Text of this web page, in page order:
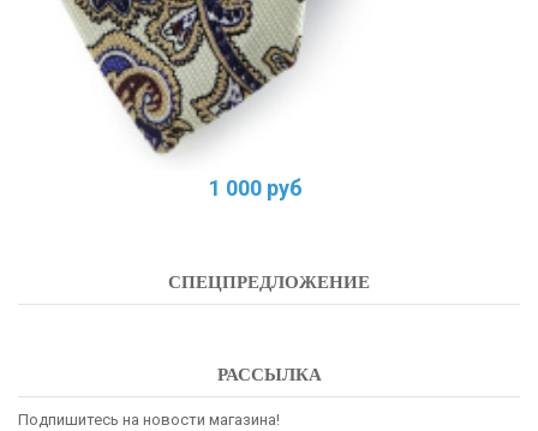
1 000 руб
СПЕЦПРЕДЛОЖЕНИЕ
РАССЫЛКА
Подпишитесь на новости магазина!